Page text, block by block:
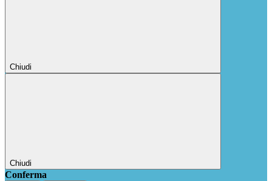
Chiudi
Chiudi
Conferma